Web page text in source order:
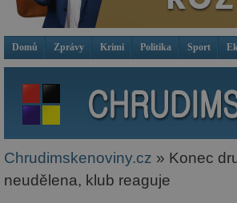
Domů Zprávy Krimi Politika Sport
Chrudimskenoviny.cz » Konec
neudělena, klub reaguje